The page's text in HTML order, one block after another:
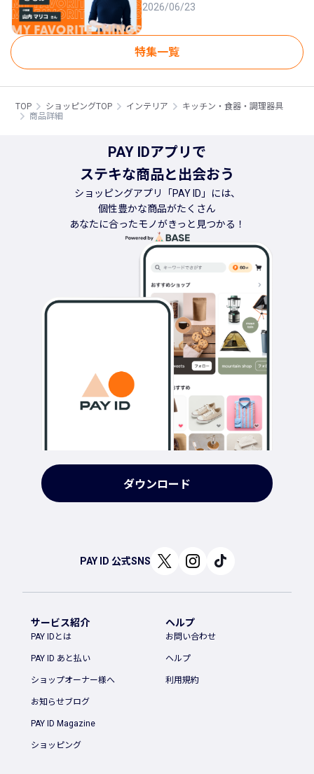
2026/06/23
特集一覧
TOP ショッピングTOP インテリア
キッチン・食器・調理器具
商品詳細
PAY IDアプリで
ステキな商品と出会おう
ショッピングアプリ「PAY ID」には、
個性豊かな商品がたくさん
あなたに合ったモノがきっと見つかる！
ダウンロード
PAY ID 公式SNS
サービス紹介
PAY IDとは
PAY ID あと払い
ショップオーナー様へ
お知らせブログ
PAY ID Magazine
ショッピング
ヘルプ
お問い合わせ
ヘルプ
利用規約